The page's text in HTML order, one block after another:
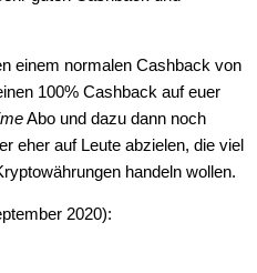
einem normalen Cashback von
100% Cashback auf euer
Abo und dazu dann noch
eher auf Leute abzielen, die viel
handeln wollen.
2020):